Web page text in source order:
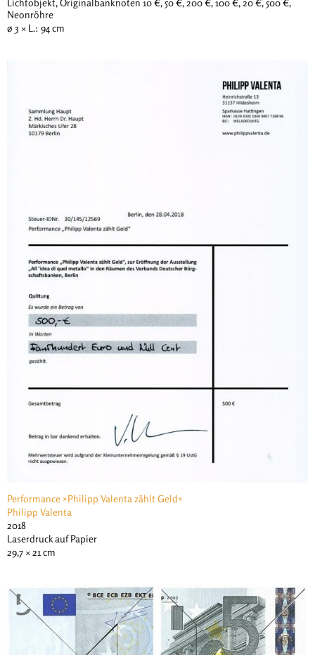
Neonröhre
ø 3 × L.: 94 cm
Performance »Philipp Valenta zählt Geld«
Philipp Valenta
2018
Laserdruck auf Papier
29,7 × 21 cm